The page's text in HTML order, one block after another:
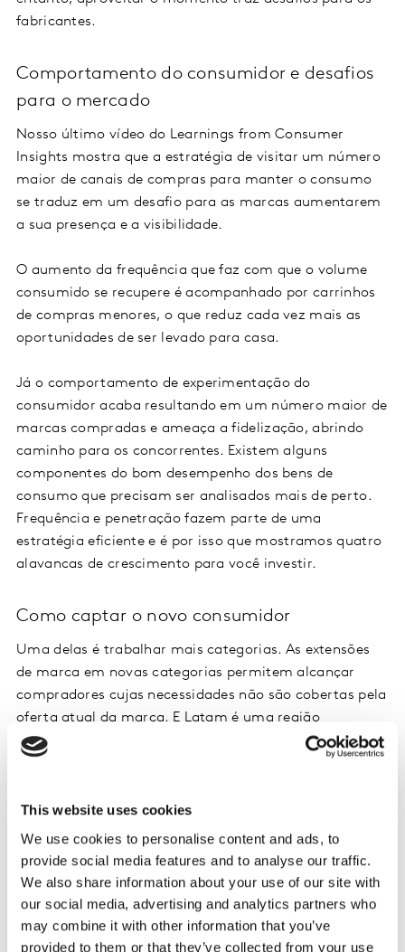
This website uses cookies
We use cookies to personalise content and ads, to
provide social media features and to analyse our traffic.
We also share information about your use of our site with
our social media, advertising and analytics partners who
may combine it with other information that you’ve
provided to them or that they’ve collected from your use
fabricantes.
Comportamento do consumidor e desafios
para o mercado
Nosso último vídeo do Learnings from Consumer
Insights mostra que a estratégia de visitar um número
maior de canais de compras para manter o consumo
se traduz em um desafio para as marcas aumentarem
a sua presença e a visibilidade.
O aumento da frequência que faz com que o volume
consumido se recupere é acompanhado por carrinhos
de compras menores, o que reduz cada vez mais as
oportunidades de ser levado para casa.
Já o comportamento de experimentação do
consumidor acaba resultando em um número maior de
marcas compradas e ameaça a fidelização, abrindo
caminho para os concorrentes. Existem alguns
componentes do bom desempenho dos bens de
consumo que precisam ser analisados mais de perto.
Frequência e penetração fazem parte de uma
estratégia eficiente e é por isso que mostramos quatro
alavancas de crescimento para você investir.
Como captar o novo consumidor
Uma delas é trabalhar mais categorias. As extensões
de marca em novas categorias permitem alcançar
compradores cujas necessidades não são cobertas pela
oferta atual da marca. E Latam é uma região
especialmente benéfica para isso: sete dos 10 mercados
mais propícios ao crescimento da penetração estão
representa uma oportunidade, é também um reflexo
do comportamento do consumidor atual, que está
constantemente em busca de novas alternativas de
consumo.
Assista ao vídeo e nos procure para explorar os
detalhes da sua categoria. Temos os insights para